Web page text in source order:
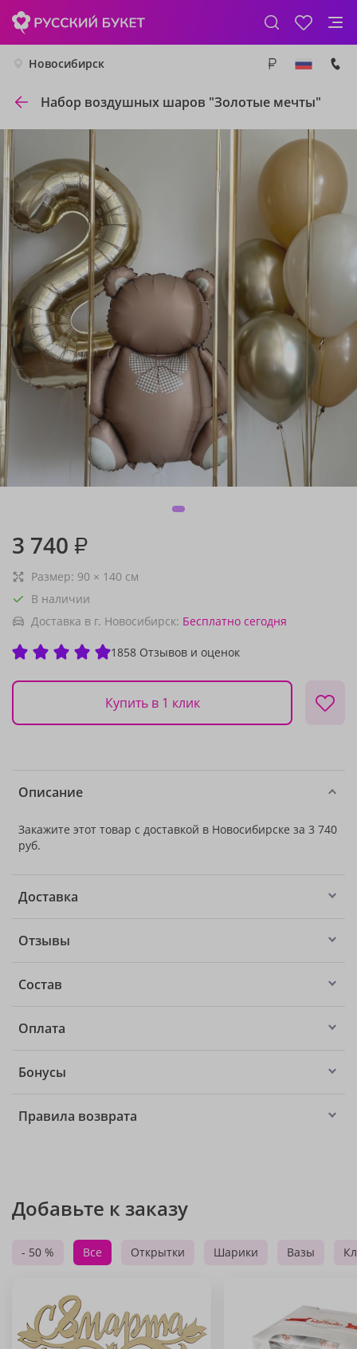
Новосибирск
Набор воздушных шаров "Золотые мечты"
3 740 ₽
Размер: 90 × 140 см
В наличии
Доставка в г. Новосибирск: Бесплатно сегодня
1858 Отзывов и оценок
Купить в 1 клик
Описание
Закажите этот товар с доставкой в Новосибирске за 3 740
руб.
Доставка
Отзывы
Состав
Оплата
Бонусы
Правила возврата
Добавьте к заказу
- 50 % Все Открытки Шарики Вазы